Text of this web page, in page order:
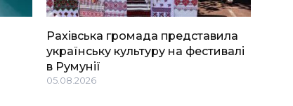
Рахівська громада представила
українську культуру на фестивалі
в Румунії
05.08.2026